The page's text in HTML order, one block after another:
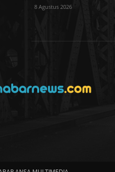
8 Agustus 2026